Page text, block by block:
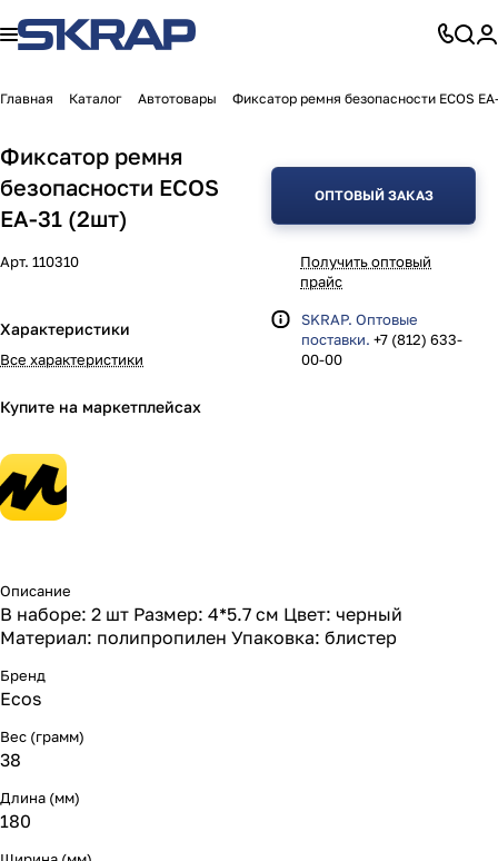
Главная Каталог Автотовары Фиксатор ремня безопасности ECOS
Фиксатор ремня
безопасности ECOS
EA-31 (2шт)
Арт. 110310
Характеристики
Все характеристики
Купите на маркетплейсах
ОПТОВЫЙ ЗАКАЗ
Получить оптовый
прайс
SKRAP. Оптовые
поставки. +7 (812) 633-
00-00
Описание
В наборе: 2 шт Размер: 4*5.7 см Цвет: черный
Материал: полипропилен Упаковка: блистер
Бренд
Ecos
Вес (грамм)
38
Длина (мм)
180